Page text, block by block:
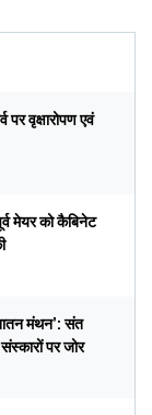
पर वृक्षारोपण एवं
मेयर को कैबिनेट
मंथन’: संत
पर जोर